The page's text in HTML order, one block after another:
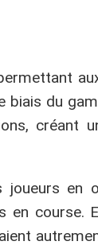
biais du
créant
joueurs en
en course.